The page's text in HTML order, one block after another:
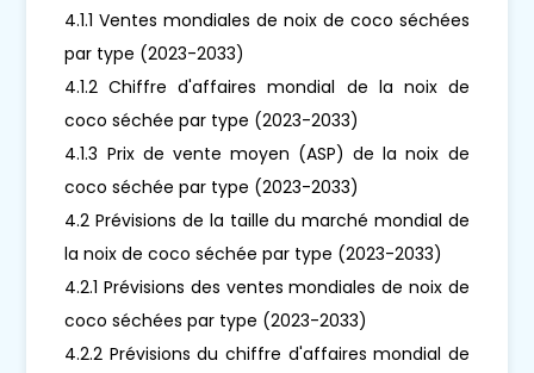
4.1.1 Ventes mondiales de noix de coco séchées
par type (2023-2033)
4.1.2 Chiffre d'affaires mondial de la noix de
coco séchée par type (2023-2033)
4.1.3 Prix de vente moyen (ASP) de la noix de
coco séchée par type (2023-2033)
4.2 Prévisions de la taille du marché mondial de
la noix de coco séchée par type (2023-2033)
4.2.1 Prévisions des ventes mondiales de noix de
coco séchées par type (2023-2033)
4.2.2 Prévisions du chiffre d'affaires mondial de